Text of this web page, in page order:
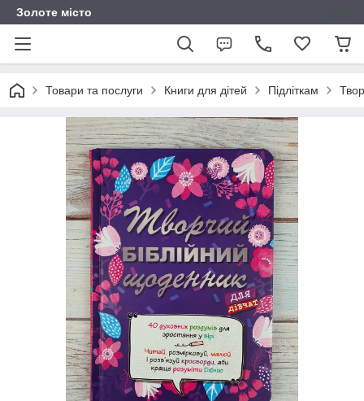
Золоте місто
Товари та послуги Книги для дітей Підліткам